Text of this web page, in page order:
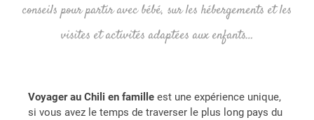
conseils pour partir avec bébé, sur les hébergements et les
visites et activités adaptées aux enfants…
Voyager au Chili en famille est une expérience unique,
si vous avez le temps de traverser le plus long pays du